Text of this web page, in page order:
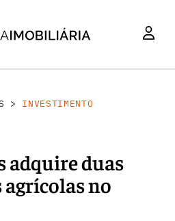
> INVESTIMENTO
adquire duas
no